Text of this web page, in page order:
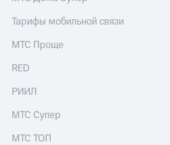
Тарифы мобильной связи
МТС Проще
RED
РИИЛ
МТС Супер
МТС ТОП